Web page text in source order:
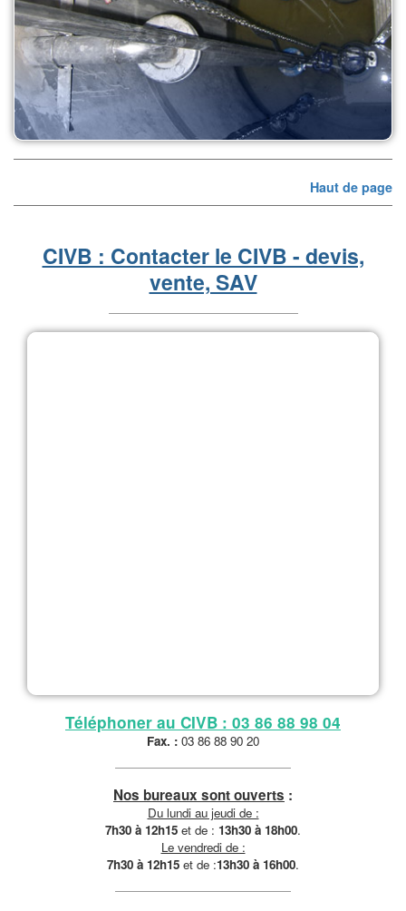
Haut de page
CIVB : Contacter le CIVB - devis,
vente, SAV
Téléphoner au CIVB : 03 86 88 98 04
Fax. : 03 86 88 90 20
Nos bureaux sont ouverts :
Du lundi au jeudi de :
7h30 à 12h15 et de : 13h30 à 18h00.
Le vendredi de :
7h30 à 12h15 et de :13h30 à 16h00.